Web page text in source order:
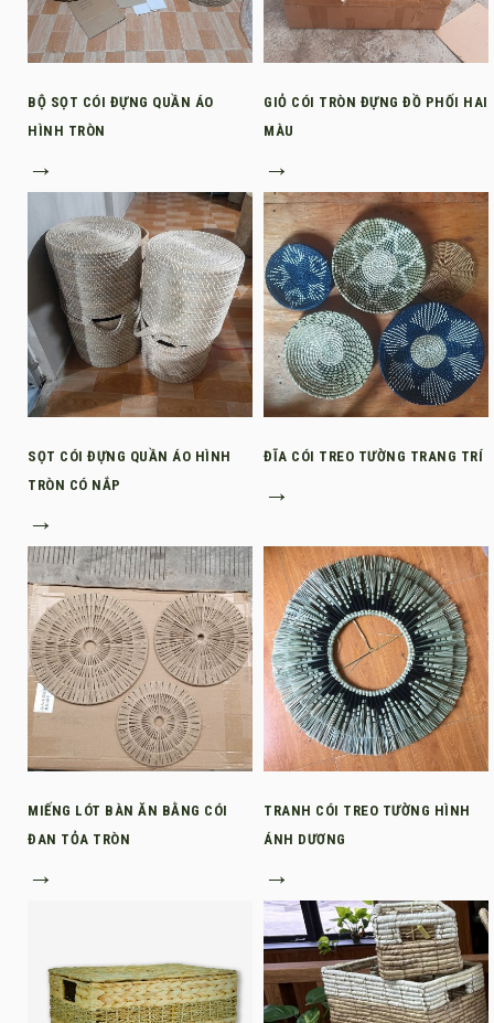
BỘ SỌT CÓI ĐỰNG QUẦN ÁO
HÌNH TRÒN
→
GIỎ CÓI TRÒN ĐỰNG ĐỒ PHỐI HAI
MÀU
→
SỌT CÓI ĐỰNG QUẦN ÁO HÌNH
TRÒN CÓ NẮP
→
ĐĨA CÓI TREO TƯỜNG TRANG TRÍ
→
MIẾNG LÓT BÀN ĂN BẰNG CÓI
ĐAN TỎA TRÒN
→
TRANH CÓI TREO TƯỜNG HÌNH
ÁNH DƯƠNG
→